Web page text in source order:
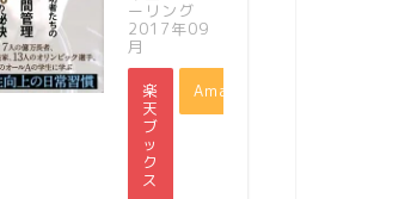
ーリング
2017年09
月
楽
天
ブ
ッ
ク
ス
Amazon